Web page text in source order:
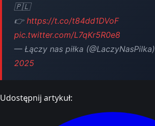
🇵🇱
👉 https://t.co/t84dd1DVoF
pic.twitter.com/L7qKr5R0e8
— Łączy nas piłka (@LaczyNasPilka)
2025
Udostępnij artykuł: